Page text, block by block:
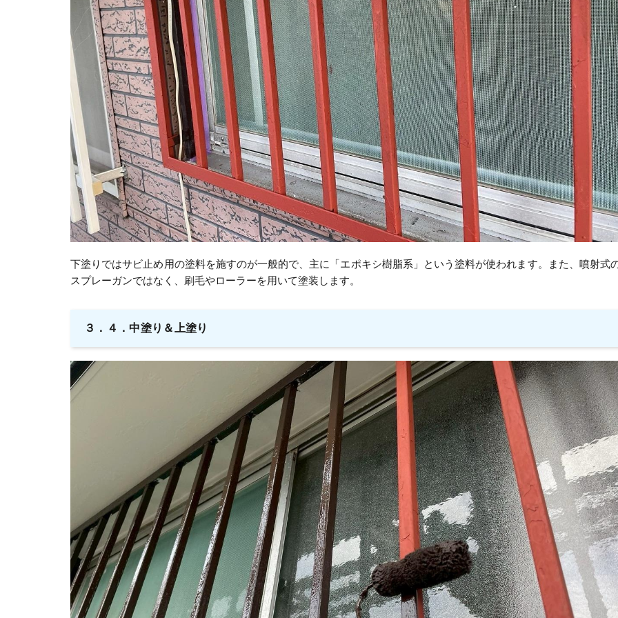
下塗りではサビ止め用の塗料を施すのが一般的で、主に「エポキシ樹脂系」という塗料が使われます。また、噴射式
スプレーガンではなく、刷毛やローラーを用いて塗装します。
３．４．中塗り＆上塗り